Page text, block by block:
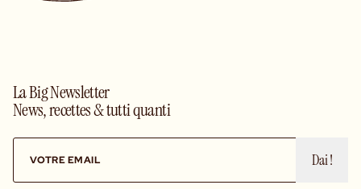
La Big Newsletter
News, recettes & tutti quanti
Dai !